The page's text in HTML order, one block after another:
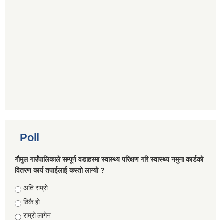
Poll
गौमुल गाउँपालिकाले सम्पूर्ण वडाहरमा स्वास्थ्य परिक्षण गरि स्वास्थ्य नमुना कार्डको
वितरण कार्य तपाईलाई कस्तो लाग्यो ?
Choices
अति राम्रो
ठिकै हो
राम्रो लागेन